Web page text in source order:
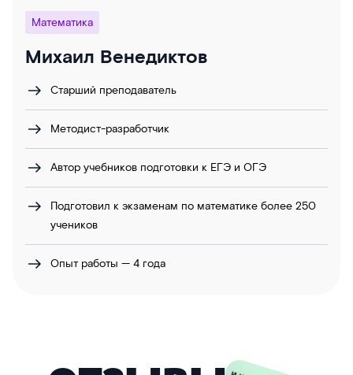
Математика
Михаил Венедиктов
Старший преподаватель
Методист-разработчик
Автор учебников подготовки к ЕГЭ и ОГЭ
Подготовил к экзаменам по математике более 250
учеников
Опыт работы — 4 года